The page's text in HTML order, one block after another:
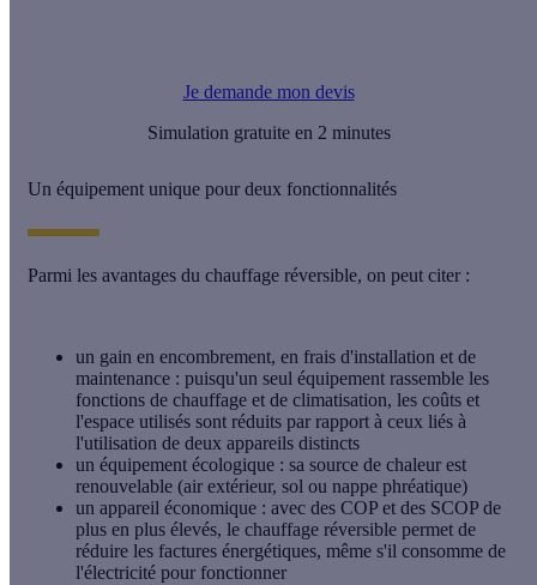
Je demande mon devis
Simulation gratuite en 2 minutes
Un équipement unique pour deux fonctionnalités
Parmi les avantages du chauffage réversible, on peut citer :
un gain en encombrement, en frais d'installation et de
maintenance : puisqu'un seul équipement rassemble les
fonctions de chauffage et de climatisation, les coûts et
l'espace utilisés sont réduits par rapport à ceux liés à
l'utilisation de deux appareils distincts
un équipement écologique : sa source de chaleur est
renouvelable (air extérieur, sol ou nappe phréatique)
un appareil économique : avec des COP et des SCOP de
plus en plus élevés, le chauffage réversible permet de
réduire les factures énergétiques, même s'il consomme de
l'électricité pour fonctionner